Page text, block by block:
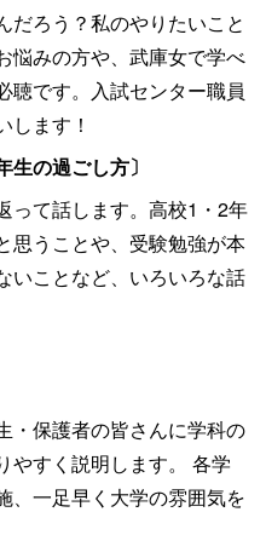
だろう？私のやりたいこと
悩みの方や、武庫女で学べ
聴です。入試センター職員
します！
生の過ごし方〕
って話します。高校1・2年
思うことや、受験勉強が本
いことなど、いろいろな話
・保護者の皆さんに学科の
すく説明します。
各学
、一足早く大学の雰囲気を